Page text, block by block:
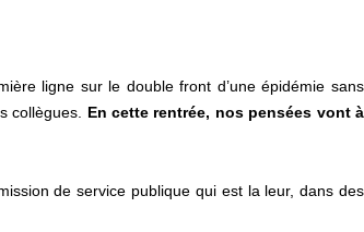
ligne sur le double front d’une épidémie sans
collègues. En cette rentrée, nos pensées vont à
de service publique qui est la leur, dans des